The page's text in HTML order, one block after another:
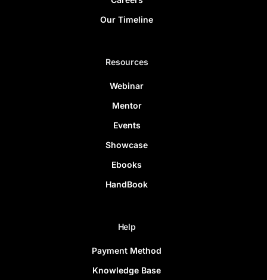
Our Timeline
Resources
Webinar
Mentor
Events
Showcase
Ebooks
HandBook
Help
Payment Method
Knowledge Base